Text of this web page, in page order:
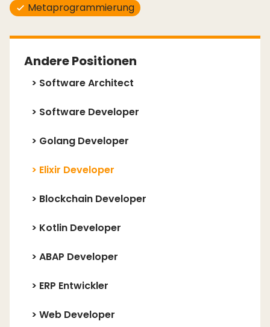
Andere Positionen
> Software Architect
> Software Developer
> Golang Developer
> Elixir Developer
> Blockchain Developer
> Kotlin Developer
> ABAP Developer
> ERP Entwickler
> Web Developer
Metaprogrammierung